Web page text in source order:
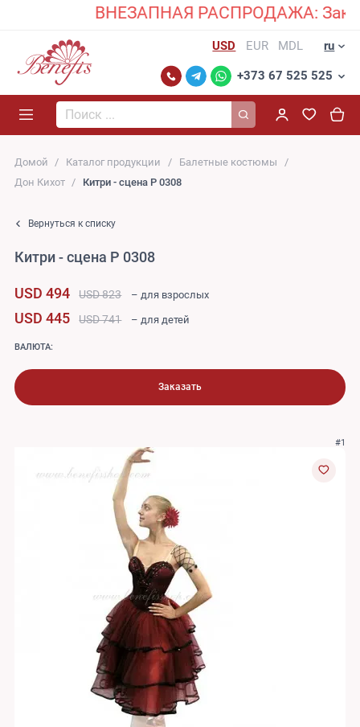
ВНЕЗАПНАЯ РАСПРОДАЖА:
USD EUR MDL ru
+373 67 525 525
Поиск...
Домой Каталог продукции
Балетные костюмы
Дон Кихот
Китри - сцена P 0308
Вернуться к списку
Китри - сцена P 0308
USD 494 USD 823 – для взрослых
USD 445 USD 741 – для детей
ВАЛЮТА:
Заказать
#1